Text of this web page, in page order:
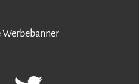
Werbebanner